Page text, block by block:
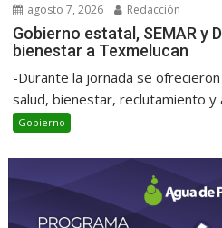
agosto 7, 2026 Redacción
Gobierno estatal, SEMAR y
bienestar a Texmelucan
-Durante la jornada se
salud, bienestar, reclutamiento y
Gobierno